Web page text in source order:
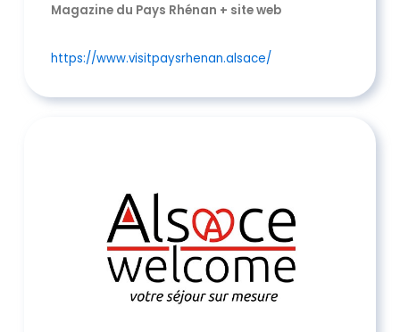
Magazine du Pays Rhénan + site web
https://www.visitpaysrhenan.alsace/